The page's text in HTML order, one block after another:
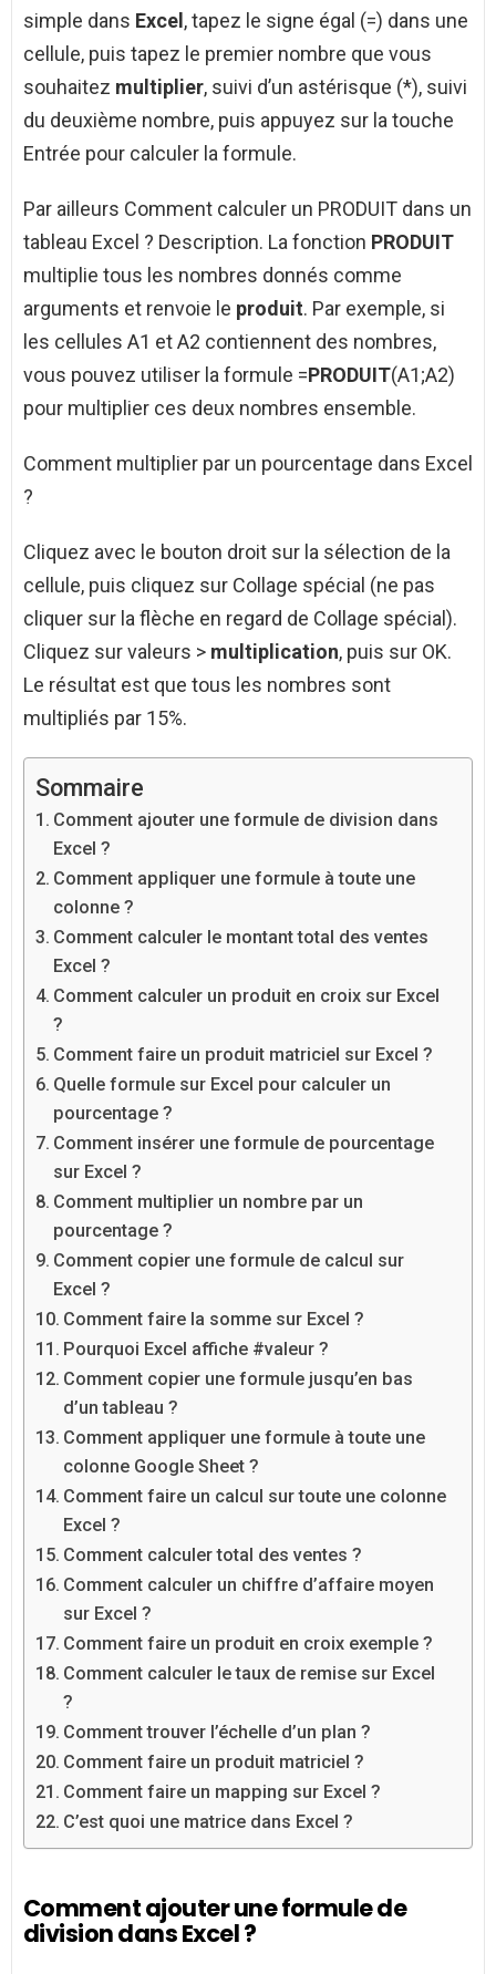
simple dans Excel , tapez le signe égal (=) dans une
cellule, puis tapez le premier nombre que vous
souhaitez multiplier, suivi d’un astérisque (*), suivi
du deuxième nombre, puis appuyez sur la touche
Entrée pour calculer la formule.
Par ailleurs Comment calculer un PRODUIT dans un
tableau Excel ? Description. La fonction PRODUIT
multiplie tous les nombres donnés comme
arguments et renvoie le produit. Par exemple, si
les cellules A1 et A2 contiennent des nombres,
vous pouvez utiliser la formule =PRODUIT(A1;A2)
pour multiplier ces deux nombres ensemble.
Comment multiplier par un pourcentage dans Excel
?
Cliquez avec le bouton droit sur la sélection de la
cellule, puis cliquez sur Collage spécial (ne pas
cliquer sur la flèche en regard de Collage spécial).
Cliquez sur valeurs > multiplication, puis sur OK.
Le résultat est que tous les nombres sont
multipliés par 15%.
Sommaire
Comment ajouter une formule de division dans
Excel ?
Comment appliquer une formule à toute une
colonne ?
Comment calculer le montant total des ventes
Excel ?
Comment calculer un produit en croix sur Excel
?
Comment faire un produit matriciel sur Excel ?
Quelle formule sur Excel pour calculer un
pourcentage ?
Comment insérer une formule de pourcentage
sur Excel ?
Comment multiplier un nombre par un
pourcentage ?
Comment copier une formule de calcul sur
Excel ?
Comment faire la somme sur Excel ?
Pourquoi Excel affiche #valeur ?
Comment copier une formule jusqu’en bas
d’un tableau ?
Comment appliquer une formule à toute une
colonne Google Sheet ?
Comment faire un calcul sur toute une colonne
Excel ?
Comment calculer total des ventes ?
Comment calculer un chiffre d’affaire moyen
sur Excel ?
Comment faire un produit en croix exemple ?
Comment calculer le taux de remise sur Excel
?
Comment trouver l’échelle d’un plan ?
Comment faire un produit matriciel ?
Comment faire un mapping sur Excel ?
C’est quoi une matrice dans Excel ?
Comment ajouter une formule de
division dans Excel ?